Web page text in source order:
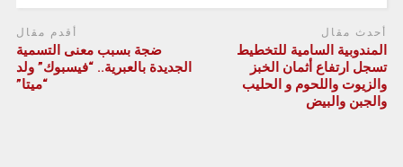
أحدث مقال
المندوبية السامية للتخطيط
تسجل ارتفاع أثمان الخبز
والزيوت واللحوم و الحليب
والجبن والبيض
أقدم مقال
ضجة بسبب معنى التسمية
الجديدة بالعبرية.. “فيسبوك” ولد
“ميتا”